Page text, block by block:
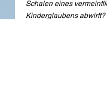
Schalen eines
Kinderglaubens abwirft?